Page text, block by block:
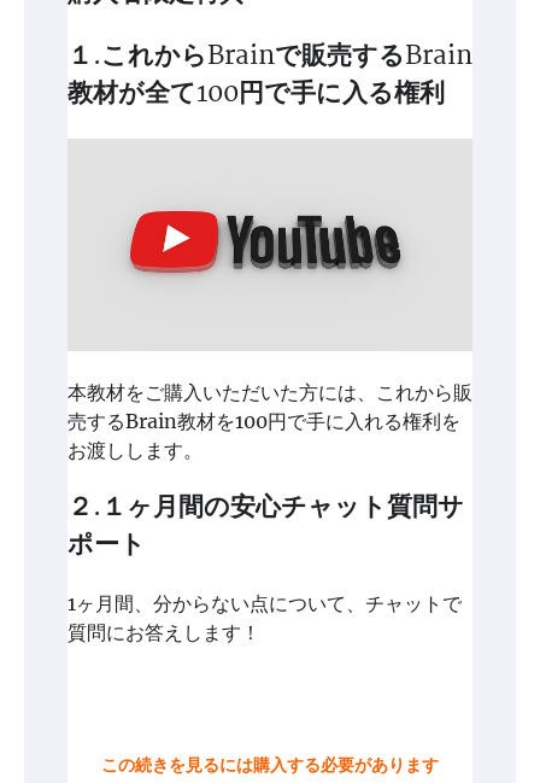
１.これからBrainで販売するBrain
教材が全て100円で手に入る権利
本教材をご購入いただいた方には、これから販
売するBrain教材を100円で手に入れる権利を
お渡しします。
２.１ヶ月間の安心チャット質問サ
ポート
1ヶ月間、分からない点について、チャットで
質問にお答えします！
この続きを見るには購入する必要があります